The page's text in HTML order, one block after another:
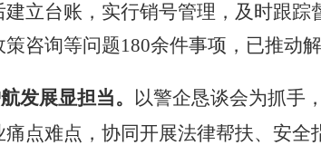
建立台账 ， 实行销号管理 ， 及时跟踪
咨询等问题180余件事项 ，已推动
发展显担当。
以警企恳谈会为抓手
点难点，协同开展法律帮扶、安全